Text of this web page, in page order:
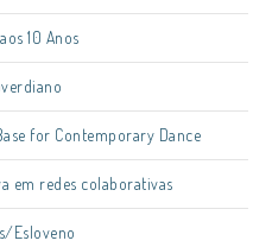
10 Anos
for Contemporary Dance
em redes colaborativas
Esloveno